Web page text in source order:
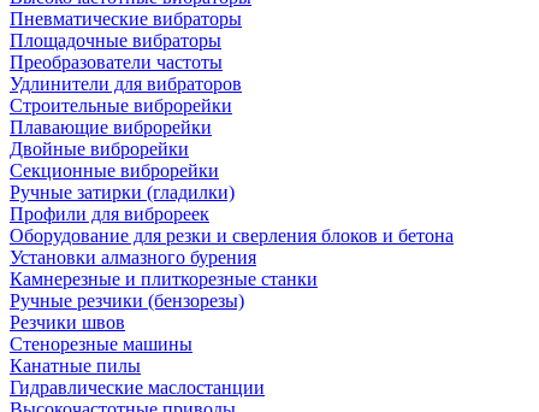
Пневматические вибраторы
Площадочные вибраторы
Преобразователи частоты
Удлинители для вибраторов
Строительные виброрейки
Плавающие виброрейки
Двойные виброрейки
Секционные виброрейки
Ручные затирки (гладилки)
Профили для виброреек
Оборудование для резки и сверления блоков и бетона
Установки алмазного бурения
Камнерезные и плиткорезные станки
Ручные резчики (бензорезы)
Резчики швов
Стенорезные машины
Канатные пилы
Гидравлические маслостанции